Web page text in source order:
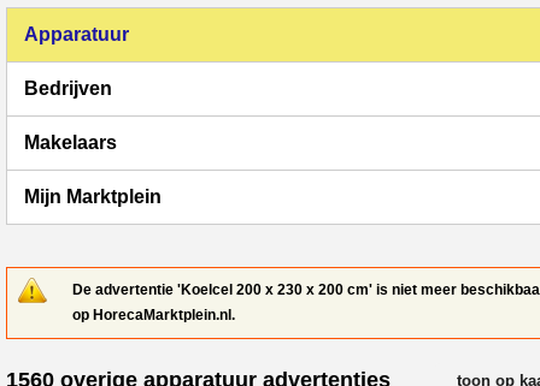
Apparatuur
Bedrijven
Makelaars
Mijn Marktplein
De advertentie 'Koelcel 200 x 230 x 200 cm' is niet meer
op HorecaMarktplein.nl.
1560 overige apparatuur advertenties verfijn
toon op